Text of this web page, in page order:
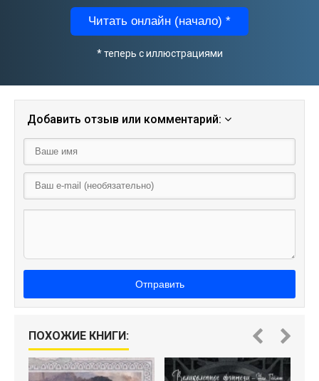
Читать онлайн (начало) *
* теперь с иллюстрациями
Добавить отзыв или комментарий:
Отправить
ПОХОЖИЕ КНИГИ: